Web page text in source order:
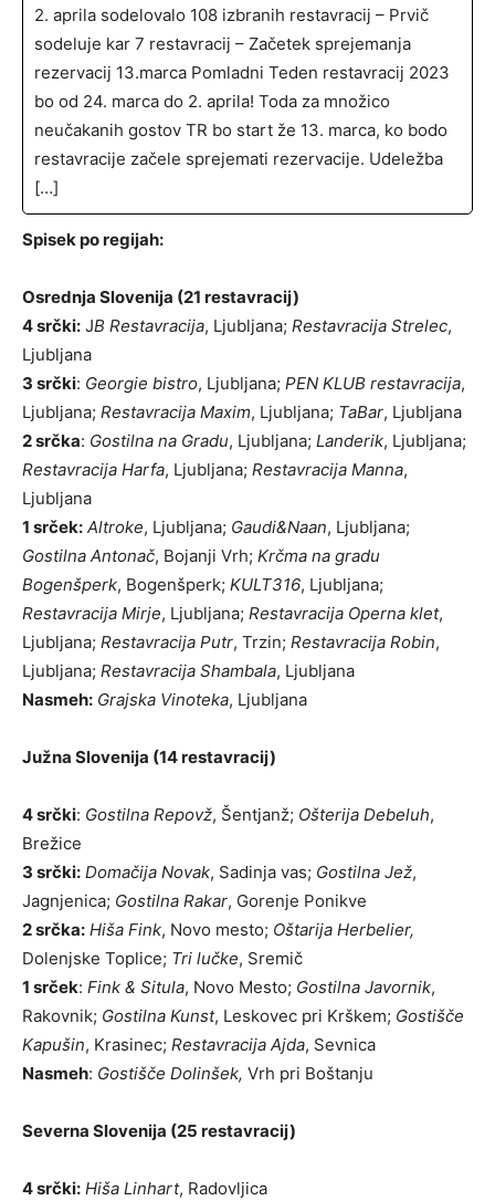
2. aprila sodelovalo 108 izbranih restavracij – Prvič
sodeluje kar 7 restavracij – Začetek sprejemanja
rezervacij 13.marca Pomladni Teden restavracij 2023
bo od 24. marca do 2. aprila! Toda za množico
neučakanih gostov TR bo start že 13. marca, ko bodo
restavracije začele sprejemati rezervacije. Udeležba
[…]
Spisek po regijah:
Osrednja Slovenija (21 restavracij)
4 srčki: JB Restavracija, Ljubljana; Restavracija Strelec,
Ljubljana
3 srčki: Georgie bistro, Ljubljana; PEN KLUB restavracija,
Ljubljana; Restavracija Maxim, Ljubljana; TaBar, Ljubljana
2 srčka: Gostilna na Gradu, Ljubljana; Landerik, Ljubljana;
Restavracija Harfa, Ljubljana; Restavracija Manna,
Ljubljana
1 srček: Altroke, Ljubljana; Gaudi&Naan, Ljubljana;
Gostilna Antonač, Bojanji Vrh; Krčma na gradu
Bogenšperk, Bogenšperk; KULT316, Ljubljana;
Restavracija Mirje, Ljubljana; Restavracija Operna klet,
Ljubljana; Restavracija Putr, Trzin; Restavracija Robin,
Ljubljana; Restavracija Shambala, Ljubljana
Nasmeh: Grajska Vinoteka, Ljubljana
Južna Slovenija (14 restavracij)
4 srčki: Gostilna Repovž, Šentjanž; Ošterija Debeluh,
Brežice
3 srčki: Domačija Novak, Sadinja vas; Gostilna Jež,
Jagnjenica; Gostilna Rakar, Gorenje Ponikve
2 srčka: Hiša Fink, Novo mesto; Oštarija Herbelier,
Dolenjske Toplice; Tri lučke, Sremič
1 srček: Fink & Situla, Novo Mesto; Gostilna Javornik,
Rakovnik; Gostilna Kunst, Leskovec pri Krškem; Gostišče
Kapušin, Krasinec; Restavracija Ajda, Sevnica
Nasmeh: Gostišče Dolinšek, Vrh pri Boštanju
Severna Slovenija (25 restavracij)
4 srčki: Hiša Linhart, Radovljica